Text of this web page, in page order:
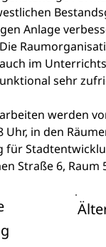
Anlage
im
sehr
werden
Uhr, in den
für
Straße 6, Raum